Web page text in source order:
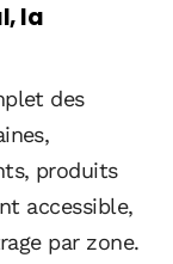
la
des
produits
accessible,
par zone.